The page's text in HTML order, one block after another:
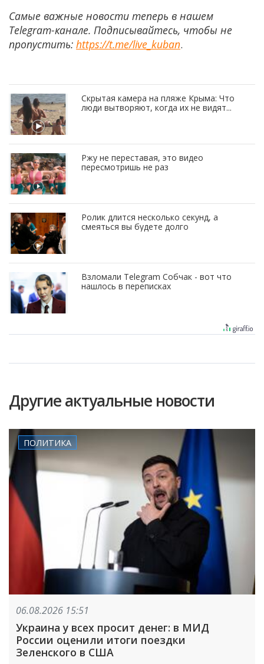
Самые важные новости теперь в нашем
Telegram-канале. Подписывайтесь, чтобы не
пропустить: https://t.me/live_kuban.
Скрытая камера на пляже Крыма: Что
люди вытворяют, когда их не видят...
Ржу не переставая, это видео
пересмотришь не раз
Ролик длится несколько секунд, а
смеяться вы будете долго
Взломали Telegram Собчак - вот что
нашлось в переписках
Другие актуальные новости
ПОЛИТИКА
06.08.2026 15:51
Украина у всех просит денег: в МИД
России оценили итоги поездки
Зеленского в США